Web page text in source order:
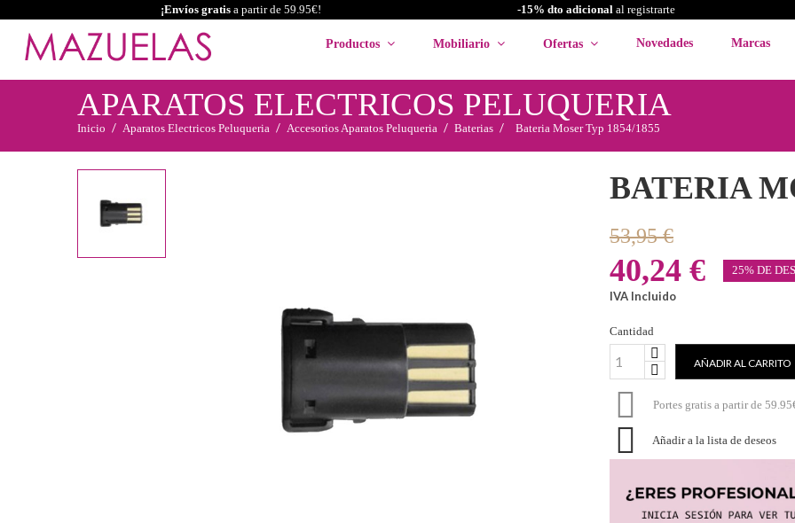
¡Envíos gratisa partir de 59.95€! -15% dto adicionalal registrarte
Productos Mobiliario Ofertas Novedades Marcas
APARATOS ELECTRICOS PELUQUERIA
Inicio Aparatos Electricos Peluqueria Accesorios Aparatos Peluqueria Baterias Bateria Moser Typ 1854/1855
BATERIA
53,95 €
40,24 € 25% DE
IVA Incluido
Cantidad
AÑADIR AL CARRITO
 Portes gratis a partir de
 Añadir a la lista de deseos